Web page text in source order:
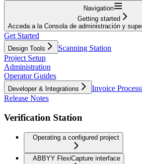
Navigation
Getting started
Acceda a la Consola de administración y
Get Started
Design Tools
Scanning Station
Project Setup
Administration
Operator Guides
Developer & Integrations
Invoice
Release Notes
Verification Station
Operating a configured project
ABBYY FlexiCapture interface